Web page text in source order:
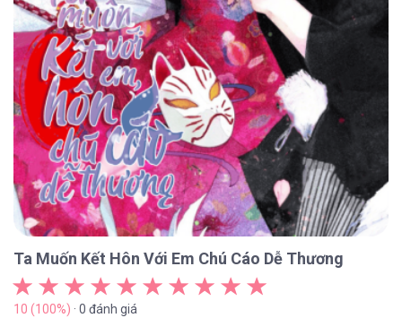
Ta Muốn Kết Hôn Với Em Chú Cáo Dễ Thương
10 (100%) · 0 đánh giá